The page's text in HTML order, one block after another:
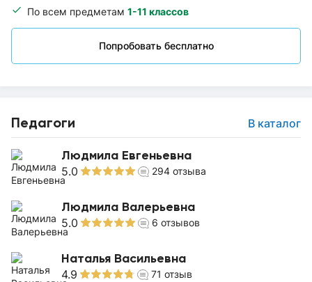
По всем предметам 1-11 классов
Попробовать бесплатно
Педагоги В каталог
Людмила Евгеньевна
5.0 294 отзыва
Людмила Валерьевна
5.0 6 отзывов
Наталья Васильевна
4.9 71 отзыв